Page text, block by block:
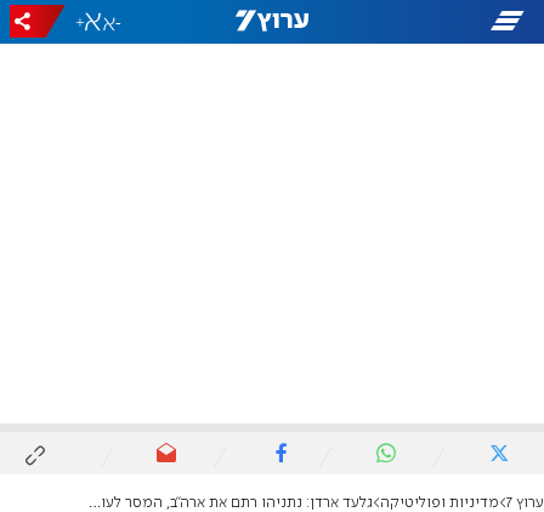
-
+
ערוץ 7 מדיניות ופוליטיקה גלעד ארדן: נתניהו רתם את ארה"ב, המסר לעולם ברור